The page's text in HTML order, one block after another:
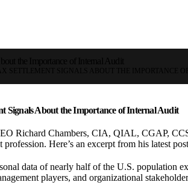
Signals About the Importance of Internal Audit
Richard Chambers, CIA, QIAL, CGAP,
Here’s an excerpt from his latest
data of nearly half of the U.S. population
players, and organizational